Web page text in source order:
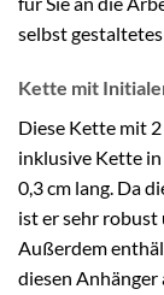
selbst gestaltetes
Kette mit
Diese Kette mit
inklusive Kette
0,3 cm lang. Da
ist er sehr robust
Außerdem
diesen Anhänger